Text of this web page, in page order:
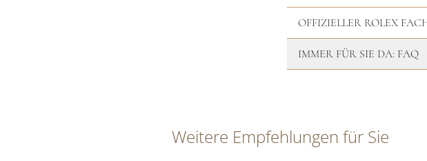
OFFIZIELLER ROLEX
IMMER FÜR SIE DA: FAQ
Weitere Empfehlungen für Sie